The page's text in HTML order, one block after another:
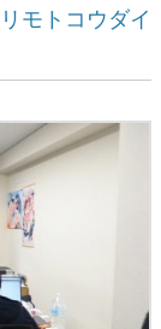
モトコウダイ